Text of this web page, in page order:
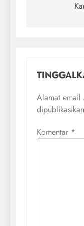
Alamat
Komentar *